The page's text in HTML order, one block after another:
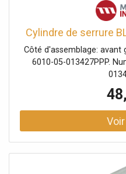
Cylindre de serrure
Côté d'assemblage: avant
6010-05-013427PPP.